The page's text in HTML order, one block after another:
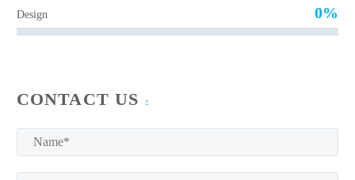
Design 0%
CONTACT US